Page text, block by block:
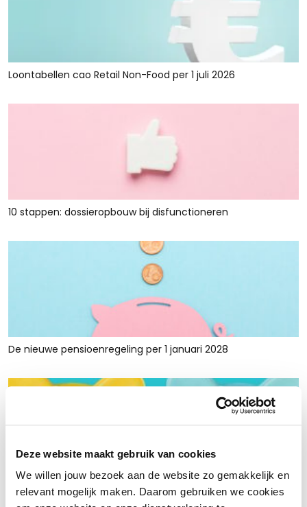
Deze website maakt gebruik van cookies
We willen jouw bezoek aan de website zo gemakkelijk en
relevant mogelijk maken. Daarom gebruiken we cookies
Loontabellen cao Retail Non-Food per 1 juli 2026
10 stappen: dossieropbouw bij disfunctioneren
De nieuwe pensioenregeling per 1 januari 2028
Rust en ruimte met werkkapitaalfinanciering: voor retailers
die tijdelijk krap zitten